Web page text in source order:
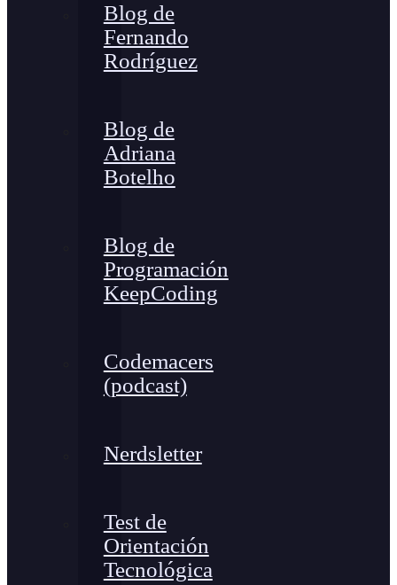
Blog de
Fernando
Rodríguez
Blog de
Adriana
Botelho
Blog de
Programación
KeepCoding
Codemacers
(podcast)
Nerdsletter
Test de
Orientación
Tecnológica